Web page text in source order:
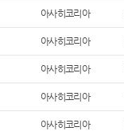
아사히코리아
아사히코리아
아사히코리아
아사히코리아
아사히코리아